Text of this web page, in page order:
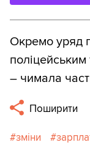
Окремо уряд
– чимала
Поширити
зміни